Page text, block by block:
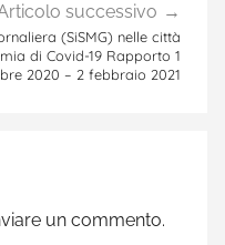
successivo
(SiSMG) nelle città
di Covid-19 Rapporto 1
2020 – 2 febbraio 2021
un commento.